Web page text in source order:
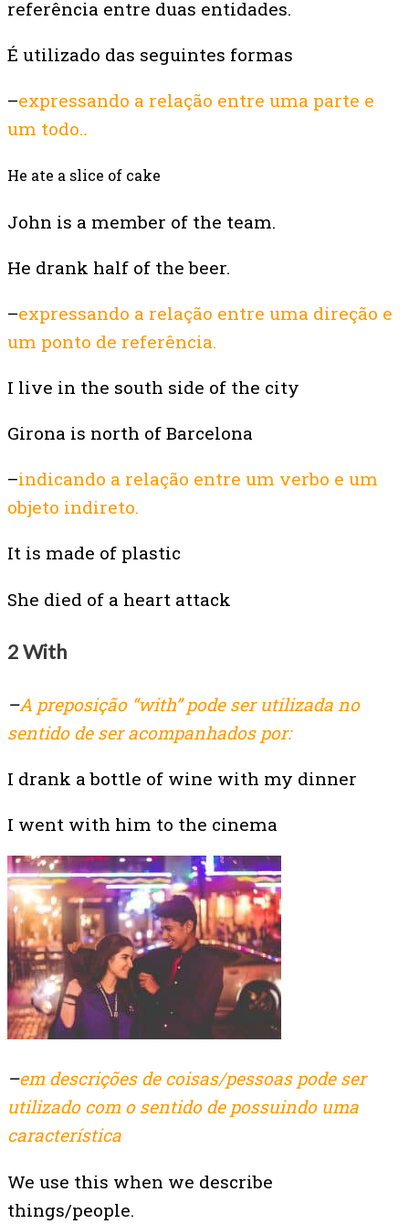
referência entre duas entidades.
É utilizado das seguintes formas
–expressando a relação entre uma parte e
um todo..
He ate a slice of cake
John is a member of the team.
He drank half of the beer.
–expressando a relação entre uma direção e
um ponto de referência.
I live in the south side of the city
Girona is north of Barcelona
–indicando a relação entre um verbo e um
objeto indireto.
It is made of plastic
She died of a heart attack
2 With
–A preposição “with” pode ser utilizada no
sentido de ser acompanhados por:
I drank a bottle of wine with my dinner
I went with him to the cinema
–em descrições de coisas/pessoas pode ser
utilizado com o sentido de possuindo uma
característica
We use this when we describe
things/people.